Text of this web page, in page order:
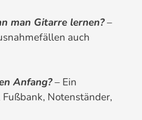
man Gitarre lernen?–
auch
Anfang?– Ein
Notenständer,